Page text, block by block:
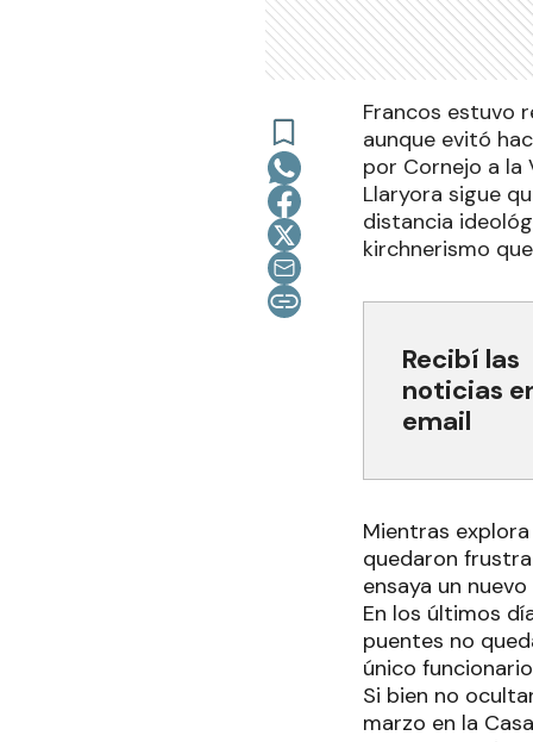
Francos estuvo
aunque evitó
por Cornejo a la
Llaryora sigue
distancia
kirchnerismo
Recibí las
noticias
email
Mientras
quedaron
ensaya un
En los últimos
puentes no
único
Si bien no
marzo en la